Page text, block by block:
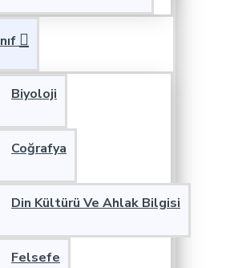
Biyoloji
Coğrafya
Din Kültürü Ve Ahlak Bilgisi
Felsefe